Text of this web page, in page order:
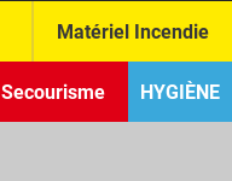
Matériel Incendie
Secourisme HYGIÈNE